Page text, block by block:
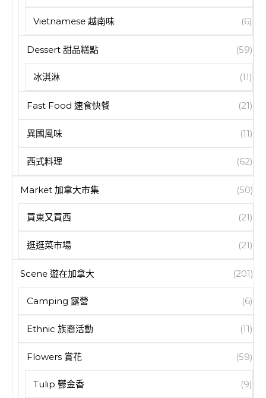
Vietnamese 越南味 (6)
Dessert 甜品糕點 (59)
冰淇淋 (11)
Fast Food 速食快餐 (21)
異國風味 (11)
西式料理 (62)
Market 加拿大市集 (50)
買東又買西 (21)
逛逛菜市場 (21)
Scene 遊在加拿大 (201)
Camping 露營 (6)
Ethnic 族裔活動 (11)
Flowers 賞花 (59)
Tulip 鬱金香 (9)